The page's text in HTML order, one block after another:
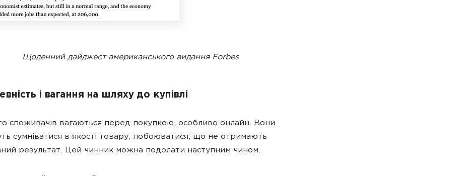
Щоденний дайджест американського видання Forbes
і вагання на шляху до купівлі
споживачів вагаються перед покупкою, особливо онлайн. Вони
сумніватися в якості товару, побоюватися, що не отримають
результат. Цей чинник можна подолати наступним чином.